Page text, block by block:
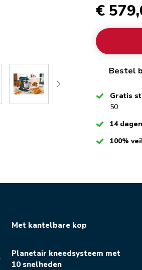
€
Bestel
Checked
Gratis
50
Checked14 dagen
Checked
100%
Met kantelbare kop
Planetair kneedsysteem met
10 snelheden